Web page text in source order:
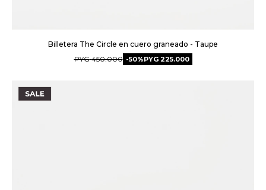
Billetera The Circle en cuero graneado - Taupe
PYG 450.000 50 PYG 225.000